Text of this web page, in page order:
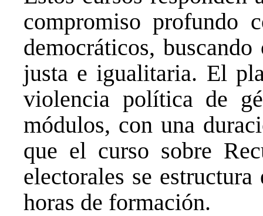
compromiso profundo
democráticos,
justa e igualitaria. El
violencia política de
módulos, con una
que el curso sobre
electorales se
horas de formación.